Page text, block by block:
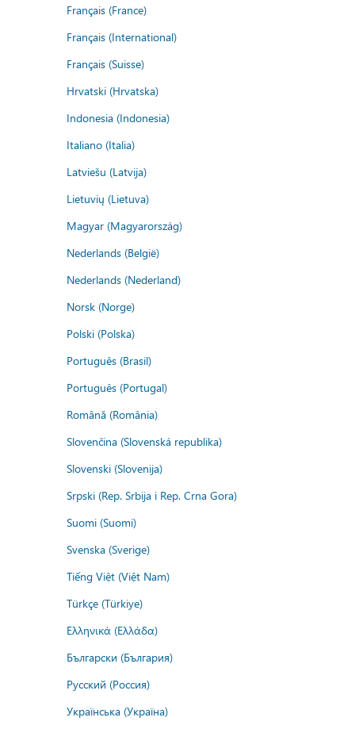
Français (France)
Français (International)
Français (Suisse)
Hrvatski (Hrvatska)
Indonesia (Indonesia)
Italiano (Italia)
Latviešu (Latvija)
Lietuvių (Lietuva)
Magyar (Magyarország)
Nederlands (België)
Nederlands (Nederland)
Norsk (Norge)
Polski (Polska)
Português (Brasil)
Português (Portugal)
Română (România)
Slovenčina (Slovenská republika)
Slovenski (Slovenija)
Srpski (Rep. Srbija i Rep. Crna Gora)
Suomi (Suomi)
Svenska (Sverige)
Tiếng Việt (Việt Nam)
Türkçe (Türkiye)
Ελληνικά (Ελλάδα)
Български (България)
Русский (Россия)
Українська (Україна)